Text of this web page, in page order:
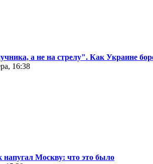
а не на стрелу". Как Украине
16:38
напугал Москву: что это было